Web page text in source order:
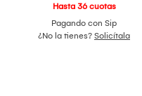
Hasta 36 cuotas
Pagando con Sip
¿No la tienes? Solicítala